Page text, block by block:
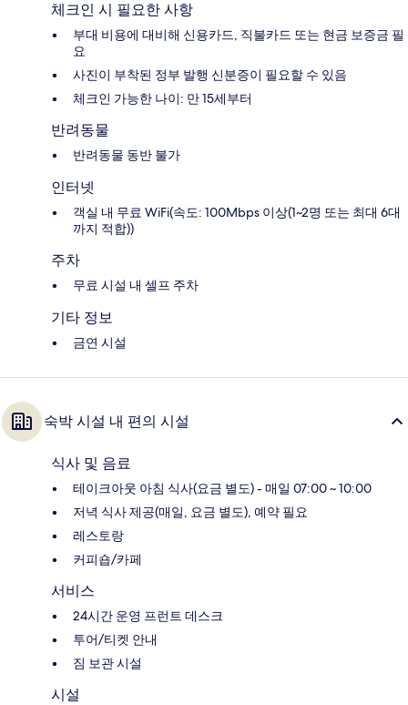
체크인 시 필요한 사항
부대 비용에 대비해 신용카드, 직불카드 또는 현금 보증금 필
요
사진이 부착된 정부 발행 신분증이 필요할 수 있음
체크인 가능한 나이: 만 15세부터
반려동물
반려동물 동반 불가
인터넷
객실 내 무료 WiFi(속도: 100Mbps 이상(1~2명 또는 최대 6대
까지 적합))
주차
무료 시설 내 셀프 주차
기타 정보
금연 시설
숙박 시설 내 편의 시설
식사 및 음료
테이크아웃 아침 식사(요금 별도) - 매일 07:00 ~ 10:00
저녁 식사 제공(매일, 요금 별도), 예약 필요
레스토랑
커피숍/카페
서비스
24시간 운영 프런트 데스크
투어/티켓 안내
짐 보관 시설
시설